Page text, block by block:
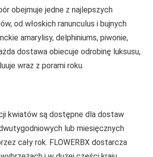
obejmuje jedne z najlepszych
od włoskich ranunculus i bujnych
amarylisy, delphiniums, piwonie,
dostawa obiecuje odrobinę luksusu,
wraz z porami roku.
kwiatów są dostępne dla dostaw
lub miesięcznych
cały rok. FLOWERBX dostarcza